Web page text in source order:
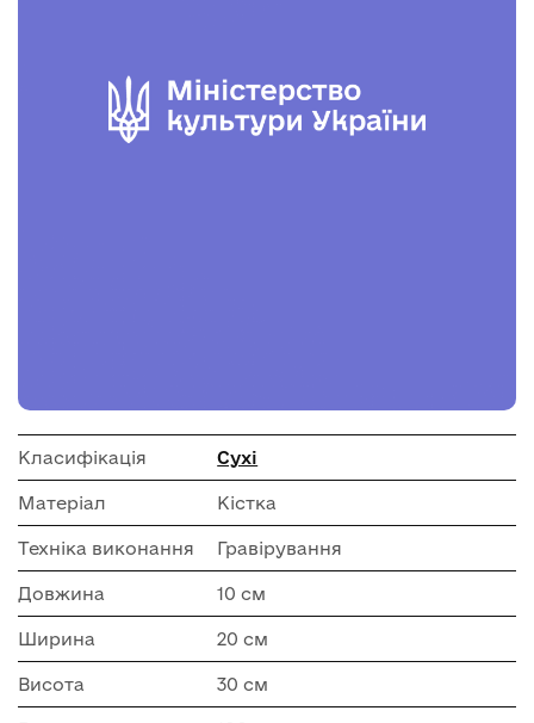
Класифікація Сухі
Матеріал Кістка
Техніка виконання Гравірування
Довжина 10 см
Ширина 20 см
Висота 30 см